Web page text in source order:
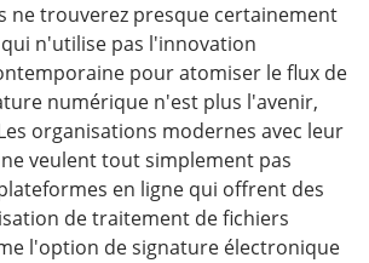
ne trouverez presque certainement
n'utilise pas l'innovation
pour atomiser le flux de
numérique n'est plus l'avenir,
organisations modernes avec leur
veulent tout simplement pas
en ligne qui offrent des
de traitement de fichiers
l'option de signature électronique